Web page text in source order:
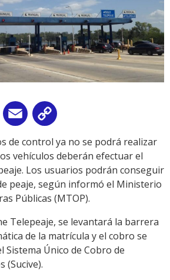
WhatsApp
Email
Link
de control ya no se podrá realizar
vehículos deberán efectuar el
Los usuarios podrán conseguir
peaje, según informó el Ministerio
Públicas (MTOP).
Telepeaje, se levantará la barrera
de la matrícula y el cobro se
Sistema Único de Cobro de
(Sucive).